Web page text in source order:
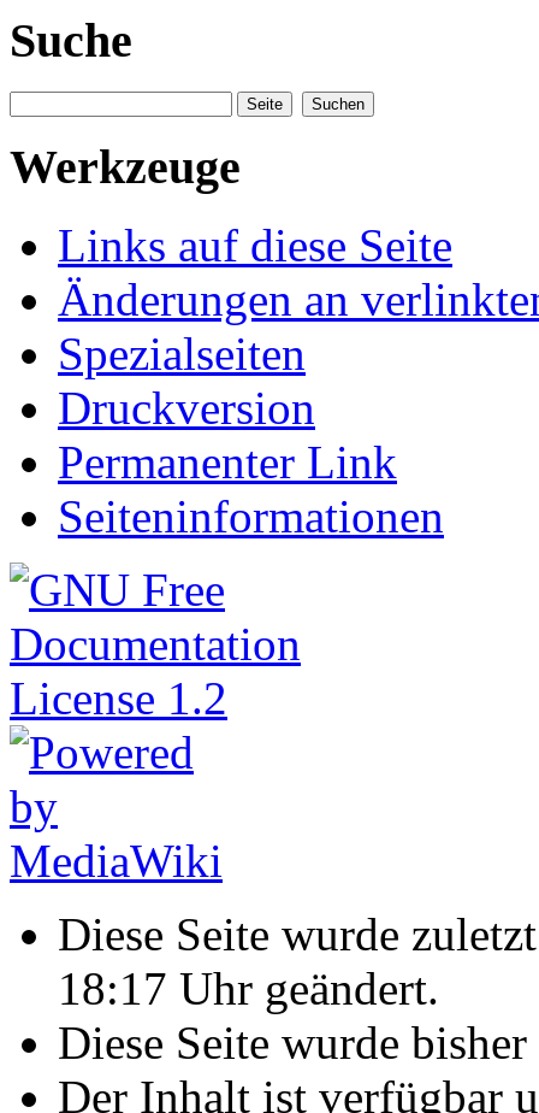
Suche
Werkzeuge
Links auf diese Seite
Änderungen an
Spezialseiten
Druckversion
Permanenter Link
Seiteninformationen
Diese Seite wurde
18:17 Uhr geändert.
Diese Seite wurde
Der Inhalt ist verfügbar